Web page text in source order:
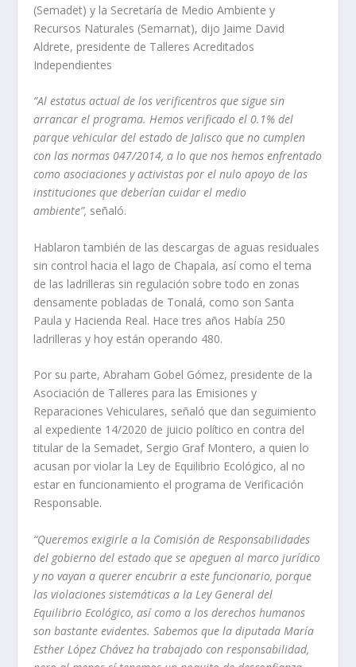
(Semadet) y la Secretaría de Medio Ambiente y
Recursos Naturales (Semarnat), dijo Jaime David
Aldrete, presidente de Talleres Acreditados
Independientes
“Al estatus actual de los verificentros que sigue sin
arrancar el programa. Hemos verificado el 0.1% del
parque vehicular del estado de Jalisco que no cumplen
con las normas 047/2014, a lo que nos hemos enfrentado
como asociaciones y activistas por el nulo apoyo de las
instituciones que deberían cuidar el medio
ambiente”, señaló.
Hablaron también de las descargas de aguas residuales
sin control hacia el lago de Chapala, así como el tema
de las ladrilleras sin regulación sobre todo en zonas
densamente pobladas de Tonalá, como son Santa
Paula y Hacienda Real. Hace tres años Había 250
ladrilleras y hoy están operando 480.
Por su parte, Abraham Gobel Gómez, presidente de la
Asociación de Talleres para las Emisiones y
Reparaciones Vehiculares, señaló que dan seguimiento
al expediente 14/2020 de juicio político en contra del
titular de la Semadet, Sergio Graf Montero, a quien lo
acusan por violar la Ley de Equilibrio Ecológico, al no
estar en funcionamiento el programa de Verificación
Responsable.
“Queremos exigirle a la Comisión de Responsabilidades
del gobierno del estado que se apeguen al marco jurídico
y no vayan a querer encubrir a este funcionario, porque
las violaciones sistemáticas a la Ley General del
Equilibrio Ecológico, así como a los derechos humanos
son bastante evidentes. Sabemos que la diputada María
Esther López Chávez ha trabajado con responsabilidad,